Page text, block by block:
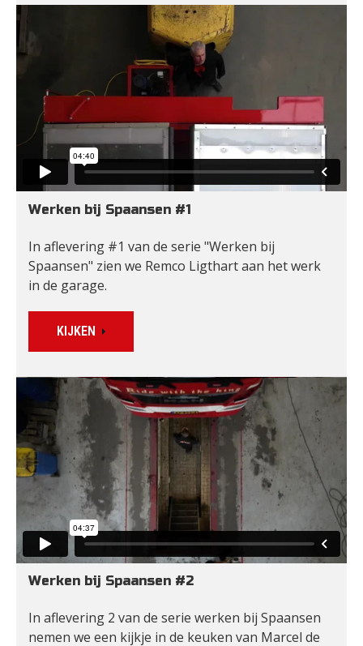
Werken bij Spaansen #1
In aflevering #1 van de serie "Werken bij
Spaansen" zien we Remco Ligthart aan het werk
KIJKEN
Werken bij Spaansen #2
In aflevering 2 van de serie werken bij Spaansen
nemen we een kijkje in de keuken van Marcel de